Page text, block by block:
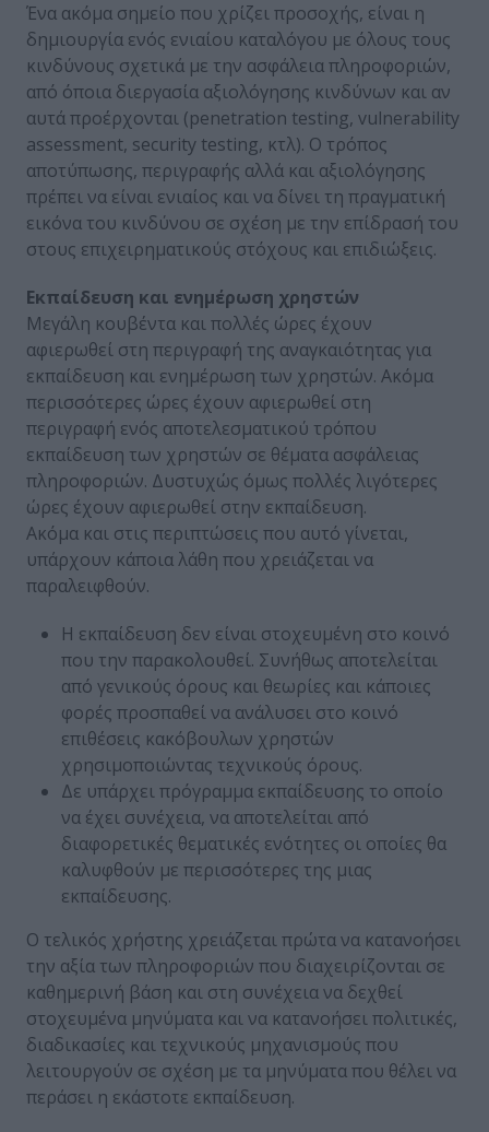
Ένα ακόμα σημείο που χρίζει προσοχής, είναι η
δημιουργία ενός ενιαίου καταλόγου με όλους τους
κινδύνους σχετικά με την ασφάλεια πληροφοριών,
από όποια διεργασία αξιολόγησης κινδύνων και αν
αυτά προέρχονται (penetration testing, vulnerability
assessment, security testing, κτλ). Ο τρόπος
αποτύπωσης, περιγραφής αλλά και αξιολόγησης
πρέπει να είναι ενιαίος και να δίνει τη πραγματική
εικόνα του κινδύνου σε σχέση με την επίδρασή του
στους επιχειρηματικούς στόχους και επιδιώξεις.
Εκπαίδευση και ενημέρωση χρηστών
Μεγάλη κουβέντα και πολλές ώρες έχουν
αφιερωθεί στη περιγραφή της αναγκαιότητας για
εκπαίδευση και ενημέρωση των χρηστών. Ακόμα
περισσότερες ώρες έχουν αφιερωθεί στη
περιγραφή ενός αποτελεσματικού τρόπου
εκπαίδευση των χρηστών σε θέματα ασφάλειας
πληροφοριών. Δυστυχώς όμως πολλές λιγότερες
ώρες έχουν αφιερωθεί στην εκπαίδευση.
Ακόμα και στις περιπτώσεις που αυτό γίνεται,
υπάρχουν κάποια λάθη που χρειάζεται να
παραλειφθούν.
Η εκπαίδευση δεν είναι στοχευμένη στο κοινό
που την παρακολουθεί. Συνήθως αποτελείται
από γενικούς όρους και θεωρίες και κάποιες
φορές προσπαθεί να ανάλυσει στο κοινό
επιθέσεις κακόβουλων χρηστών
χρησιμοποιώντας τεχνικούς όρους.
Δε υπάρχει πρόγραμμα εκπαίδευσης το οποίο
να έχει συνέχεια, να αποτελείται από
διαφορετικές θεματικές ενότητες οι οποίες θα
καλυφθούν με περισσότερες της μιας
εκπαίδευσης.
Ο τελικός χρήστης χρειάζεται πρώτα να κατανοήσει
την αξία των πληροφοριών που διαχειρίζονται σε
καθημερινή βάση και στη συνέχεια να δεχθεί
στοχευμένα μηνύματα και να κατανοήσει πολιτικές,
διαδικασίες και τεχνικούς μηχανισμούς που
λειτουργούν σε σχέση με τα μηνύματα που θέλει να
περάσει η εκάστοτε εκπαίδευση.